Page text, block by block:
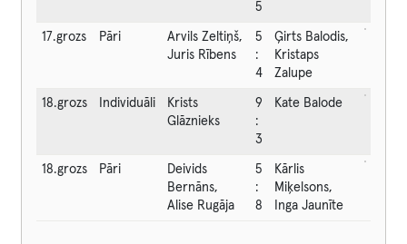
5
17.grozs Pāri
Arvils Zeltiņš,
Juris Rībens
5
:
4
Ģirts Balodis,
Kristaps
Zalupe
18.grozs Individuāli
Krists
Glāznieks
9
:
3
Kate Balode
18.grozs Pāri
Deivids
Bernāns,
Alise Rugāja
5
:
8
Kārlis
Miķelsons,
Inga Jaunīte